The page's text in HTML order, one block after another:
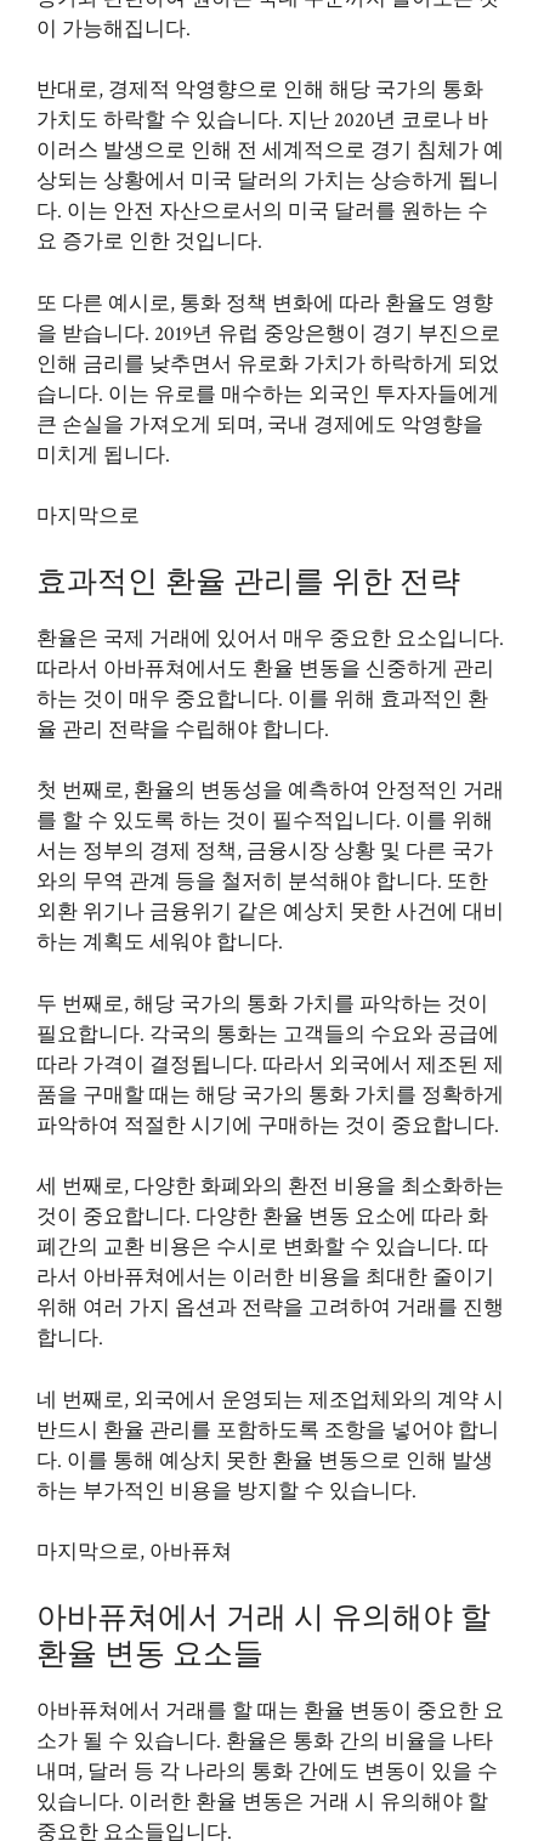
이 가능해집니다.
반대로, 경제적 악영향으로 인해 해당 국가의 통화
가치도 하락할 수 있습니다. 지난 2020년 코로나 바
이러스 발생으로 인해 전 세계적으로 경기 침체가 예
상되는 상황에서 미국 달러의 가치는 상승하게 됩니
다. 이는 안전 자산으로서의 미국 달러를 원하는 수
요 증가로 인한 것입니다.
또 다른 예시로, 통화 정책 변화에 따라 환율도 영향
을 받습니다. 2019년 유럽 중앙은행이 경기 부진으로
인해 금리를 낮추면서 유로화 가치가 하락하게 되었
습니다. 이는 유로를 매수하는 외국인 투자자들에게
큰 손실을 가져오게 되며, 국내 경제에도 악영향을
미치게 됩니다.
마지막으로
효과적인 환율 관리를 위한 전략
환율은 국제 거래에 있어서 매우 중요한 요소입니다.
따라서 아바퓨쳐에서도 환율 변동을 신중하게 관리
하는 것이 매우 중요합니다. 이를 위해 효과적인 환
율 관리 전략을 수립해야 합니다.
첫 번째로, 환율의 변동성을 예측하여 안정적인 거래
를 할 수 있도록 하는 것이 필수적입니다. 이를 위해
서는 정부의 경제 정책, 금융시장 상황 및 다른 국가
와의 무역 관계 등을 철저히 분석해야 합니다. 또한
외환 위기나 금융위기 같은 예상치 못한 사건에 대비
하는 계획도 세워야 합니다.
두 번째로, 해당 국가의 통화 가치를 파악하는 것이
필요합니다. 각국의 통화는 고객들의 수요와 공급에
따라 가격이 결정됩니다. 따라서 외국에서 제조된 제
품을 구매할 때는 해당 국가의 통화 가치를 정확하게
파악하여 적절한 시기에 구매하는 것이 중요합니다.
세 번째로, 다양한 화폐와의 환전 비용을 최소화하는
것이 중요합니다. 다양한 환율 변동 요소에 따라 화
폐간의 교환 비용은 수시로 변화할 수 있습니다. 따
라서 아바퓨쳐에서는 이러한 비용을 최대한 줄이기
위해 여러 가지 옵션과 전략을 고려하여 거래를 진행
합니다.
네 번째로, 외국에서 운영되는 제조업체와의 계약 시
반드시 환율 관리를 포함하도록 조항을 넣어야 합니
다. 이를 통해 예상치 못한 환율 변동으로 인해 발생
하는 부가적인 비용을 방지할 수 있습니다.
마지막으로, 아바퓨쳐
아바퓨쳐에서 거래 시 유의해야 할
환율 변동 요소들
아바퓨쳐에서 거래를 할 때는 환율 변동이 중요한 요
소가 될 수 있습니다. 환율은 통화 간의 비율을 나타
내며, 달러 등 각 나라의 통화 간에도 변동이 있을 수
있습니다. 이러한 환율 변동은 거래 시 유의해야 할
중요한 요소들입니다.